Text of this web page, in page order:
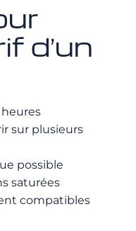
d’un
heures
sur plusieurs
possible
saturées
compatibles